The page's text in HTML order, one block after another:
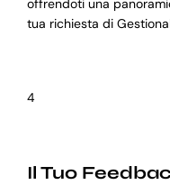
offrendoti una
tua richiesta di
4
Il Tuo